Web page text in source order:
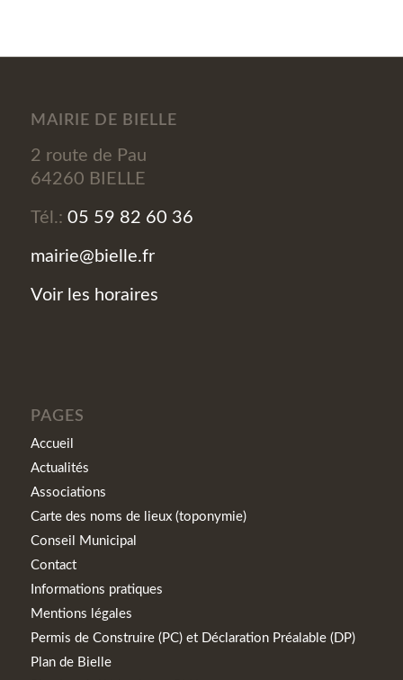
MAIRIE DE BIELLE
2 route de Pau
64260 BIELLE
Tél.: 05 59 82 60 36
mairie@bielle.fr
Voir les horaires
PAGES
Accueil
Actualités
Associations
Carte des noms de lieux (toponymie)
Conseil Municipal
Contact
Informations pratiques
Mentions légales
Permis de Construire (PC) et Déclaration Préalable (DP)
Plan de Bielle